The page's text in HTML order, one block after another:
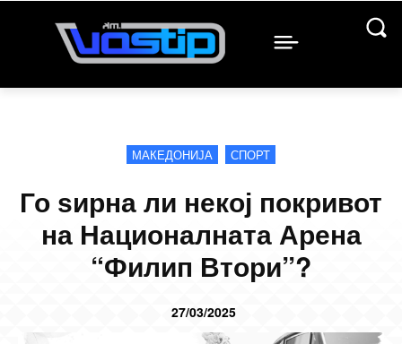
МАКЕДОНИЈА СПОРТ
Го ѕирна ли некој покривот
на Националната Арена
“Филип Втори”?
27/03/2025